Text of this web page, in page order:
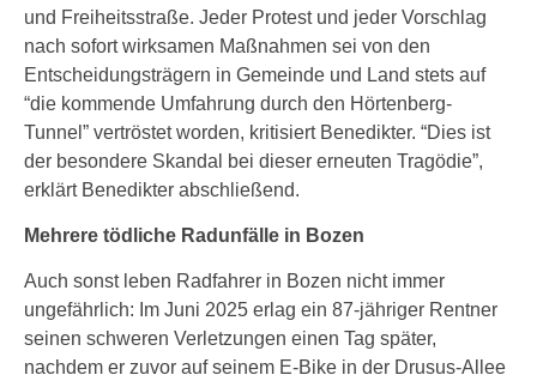
und Freiheitsstraße. Jeder Protest und jeder Vorschlag
nach sofort wirksamen Maßnahmen sei von den
Entscheidungsträgern in Gemeinde und Land stets auf
“die kommende Umfahrung durch den Hörtenberg-
Tunnel” vertröstet worden, kritisiert Benedikter. “Dies ist
der besondere Skandal bei dieser erneuten Tragödie”,
erklärt Benedikter abschließend.
Mehrere tödliche Radunfälle in Bozen
Auch sonst leben Radfahrer in Bozen nicht immer
ungefährlich: Im Juni 2025 erlag ein 87-jähriger Rentner
seinen schweren Verletzungen einen Tag später,
nachdem er zuvor auf seinem E-Bike in der Drusus-Allee